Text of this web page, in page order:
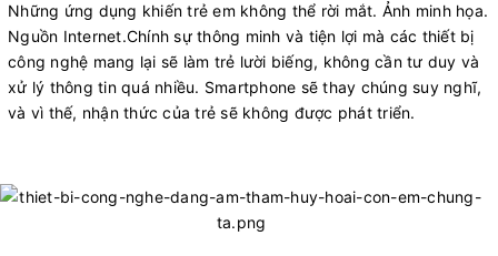
Những ứng dụng khiến trẻ em không thể rời mắt. Ảnh minh họa.
Nguồn Internet.Chính sự thông minh và tiện lợi mà các thiết bị
công nghệ mang lại sẽ làm trẻ lười biếng, không cần tư duy và
xử lý thông tin quá nhiều. Smartphone sẽ thay chúng suy nghĩ,
và vì thế, nhận thức của trẻ sẽ không được phát triển.